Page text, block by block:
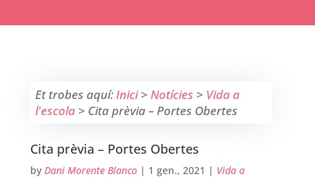
Et trobes aquí:Inici> Notícies > Vida a
l'escola> Cita prèvia – Portes Obertes
Cita prèvia – Portes Obertes
by Dani Morente Blanco | 1 gen., 2021 | Vida a